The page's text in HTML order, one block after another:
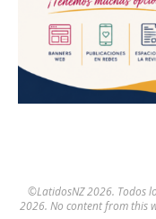
©LatidosNZ 2026. Todos
2026. No content from this